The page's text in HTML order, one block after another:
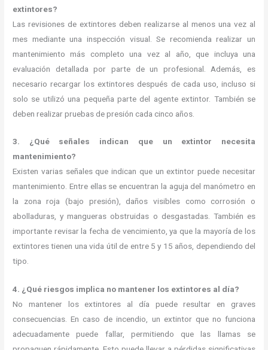
extintores?
Las revisiones de extintores deben realizarse al menos una vez al
mes mediante una inspección visual. Se recomienda realizar un
mantenimiento más completo una vez al año, que incluya una
evaluación detallada por parte de un profesional. Además, es
necesario recargar los extintores después de cada uso, incluso si
solo se utilizó una pequeña parte del agente extintor. También se
deben realizar pruebas de presión cada cinco años.
3. ¿Qué señales indican que un extintor necesita
mantenimiento?
Existen varias señales que indican que un extintor puede necesitar
mantenimiento. Entre ellas se encuentran la aguja del manómetro en
la zona roja (bajo presión), daños visibles como corrosión o
abolladuras, y mangueras obstruidas o desgastadas. También es
importante revisar la fecha de vencimiento, ya que la mayoría de los
extintores tienen una vida útil de entre 5 y 15 años, dependiendo del
tipo.
4. ¿Qué riesgos implica no mantener los extintores al día?
No mantener los extintores al día puede resultar en graves
consecuencias. En caso de incendio, un extintor que no funciona
adecuadamente puede fallar, permitiendo que las llamas se